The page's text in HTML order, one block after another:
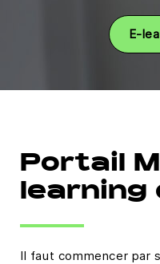
E-
Portail
learning
Il faut commencer par